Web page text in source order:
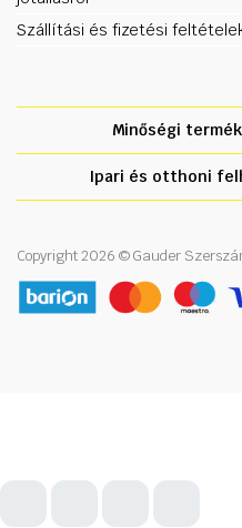
Szállítási és fizetési
Minőségi
Ipari és otthoni
Copyright 2026 © Gauder